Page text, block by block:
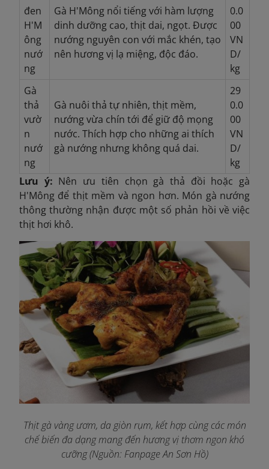
đen
H'M
ông
nướ
ng
Gà H'Mông nổi tiếng với hàm lượng
dinh dưỡng cao, thịt dai, ngọt. Được
nướng nguyên con với mắc khén, tạo
nên hương vị lạ miệng, độc đáo.
0.0
00
VN
D/
kg
Gà
thả
vườ
n
nướ
ng
Gà nuôi thả tự nhiên, thịt mềm,
nướng vừa chín tới để giữ độ mọng
nước. Thích hợp cho những ai thích
gà nướng nhưng không quá dai.
29
0.0
00
VN
D/
kg
Lưu ý: Nên ưu tiên chọn gà thả đồi hoặc gà
H'Mông để thịt mềm và ngon hơn. Món gà nướng
thông thường nhận được một số phản hồi về việc
thịt hơi khô.
Thịt gà vàng ươm, da giòn rụm, kết hợp cùng các món
chế biến đa dạng mang đến hương vị thơm ngon khó
cưỡng (Nguồn: Fanpage An Sơn Hồ)